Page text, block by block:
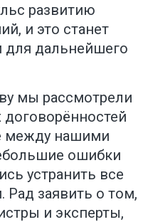
развитию
и это станет
дальнейшего
мы рассмотрели
между нашими
ошибки
устранить все
Рад заявить о том,
и эксперты,